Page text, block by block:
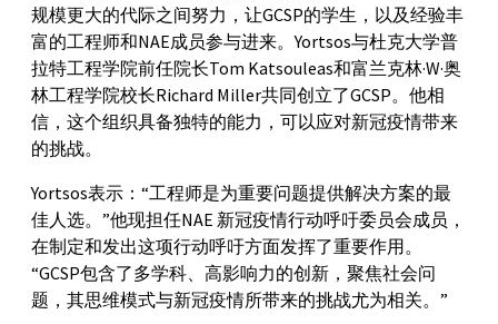
规模更大的代际之间努力，让GCSP的学生，以及经验丰
富的工程师和NAE成员参与进来。Yortsos与杜克大学普
拉特工程学院前任院长Tom Katsouleas和富兰克林·W·奥
林工程学院校长Richard Miller共同创立了GCSP。他相
信，这个组织具备独特的能力，可以应对新冠疫情带来
的挑战。
Yortsos表示：“工程师是为重要问题提供解决方案的最
佳人选。”他现担任NAE 新冠疫情行动呼吁委员会成员，
在制定和发出这项行动呼吁方面发挥了重要作用。
“GCSP包含了多学科、高影响力的创新，聚焦社会问
题，其思维模式与新冠疫情所带来的挑战尤为相关。”